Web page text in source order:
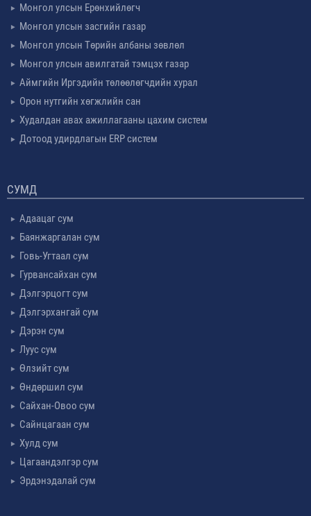
Монгол улсын Ерөнхийлөгч
Монгол улсын засгийн газар
Монгол улсын Төрийн албаны зөвлөл
Монгол улсын авилгатай тэмцэх газар
Аймгийн Иргэдийн төлөөлөгчдийн хурал
Орон нутгийн хөгжлийн сан
Худалдан авах ажиллагааны цахим систем
Дотоод удирдлагын ERP систем
СУМД
Адаацаг сум
Баянжаргалан сум
Говь-Угтаал сум
Гурвансайхан сум
Дэлгэрцогт сум
Дэлгэрхангай сум
Дэрэн сум
Луус сум
Өлзийт сум
Өндөршил сум
Сайхан-Овоо сум
Сайнцагаан сум
Хулд сум
Цагаандэлгэр сум
Эрдэнэдалай сум